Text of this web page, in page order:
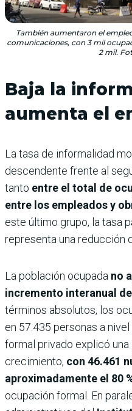
También aumentaron el
comunicaciones, con 3 mil
2 mil.
Baja la
aumenta el
La tasa de informalidad
descendente frente al
tanto entre el total de
entre los empleados y
este último grupo, la tasa
representa una reducción
La población ocupada no
incremento interanual
términos absolutos, los
en 57.435 personas a
formal privado explicó
crecimiento, con 46.461
aproximadamente el 80
ocupación formal. En